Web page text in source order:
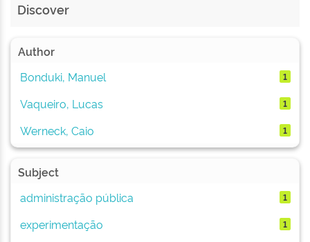
Discover
Author
Bonduki, Manuel
1
Vaqueiro, Lucas 1
Werneck, Caio 1
Subject
administração pública
1
experimentação 1